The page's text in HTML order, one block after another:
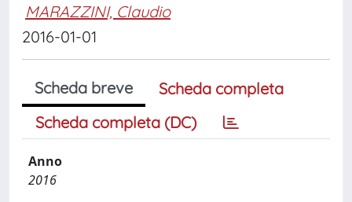
MARAZZINI, Claudio
2016-01-01
Scheda breve
Scheda completa
Scheda completa (DC)
Anno
2016